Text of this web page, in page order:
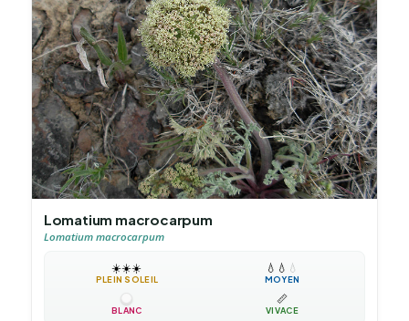
Lomatium macrocarpum
Lomatium macrocarpum
☀️☀️☀️
PLEIN SOLEIL
💧 💧 💧
MOYEN
BLANC
📏
VIVACE